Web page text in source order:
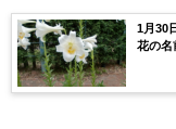
1月30
花の名